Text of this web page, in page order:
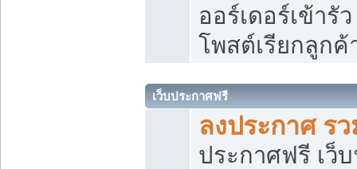
ออร์เดอร์เข้ารั
โพสต์เรียกลูกค้
เว็บประกาศฟรี
ลงประกาศ ร
ประกาศฟรี เว็